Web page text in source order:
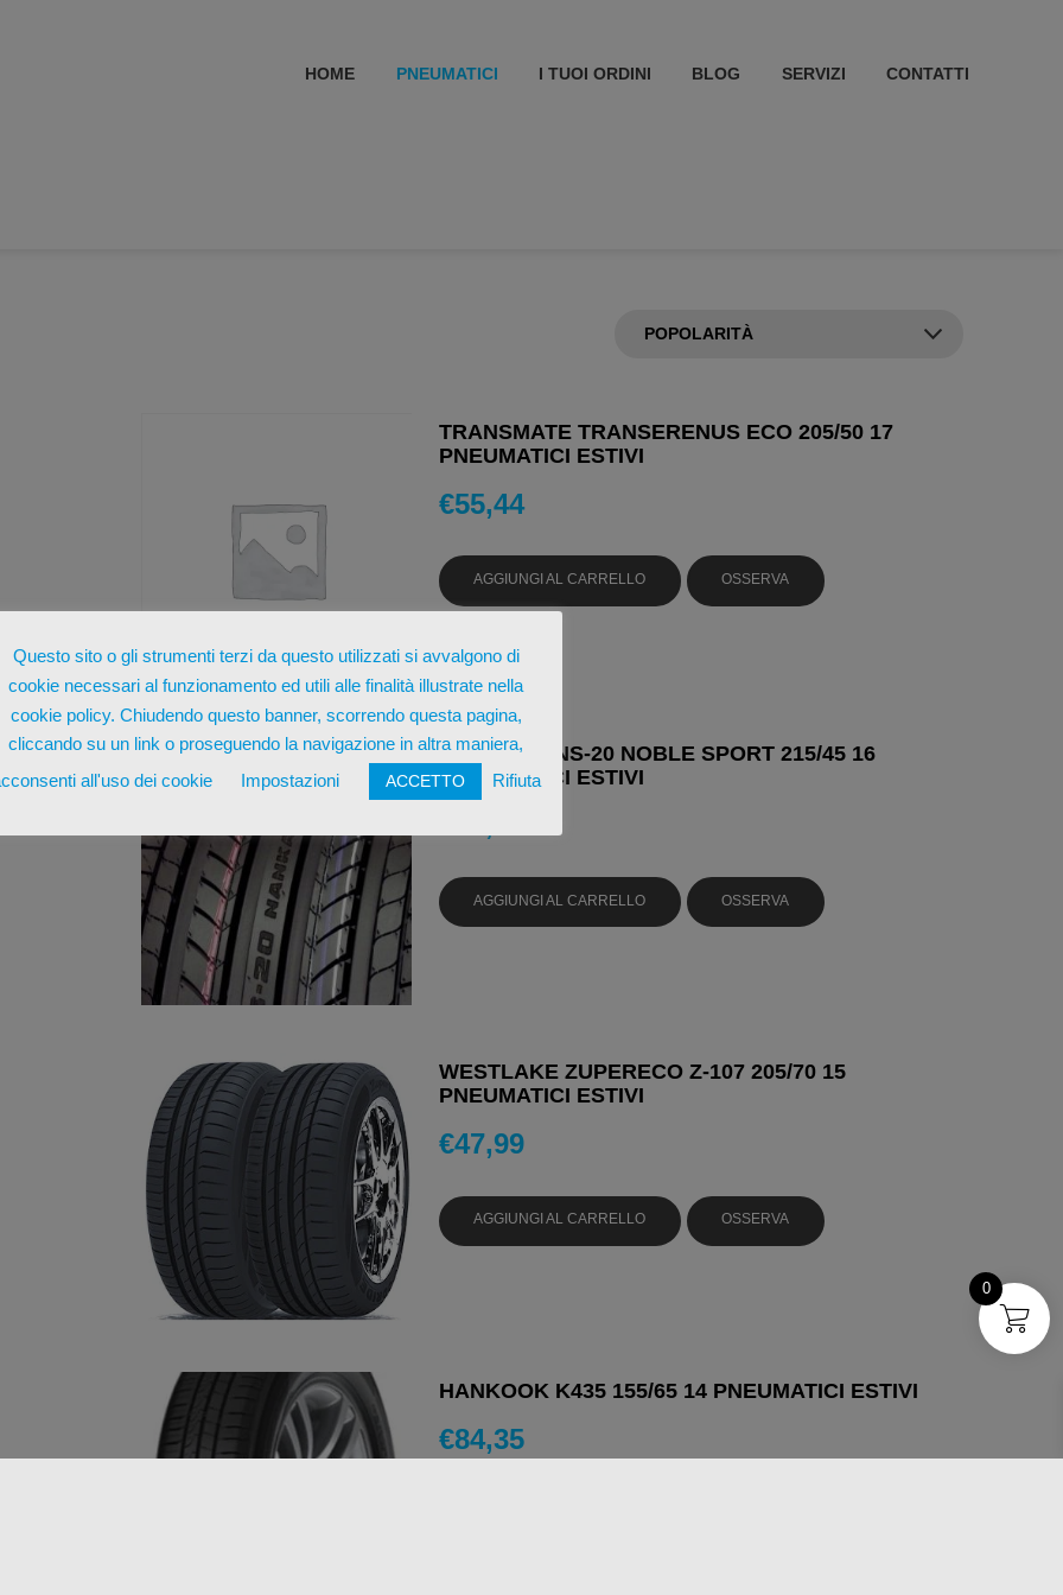
HOME PNEUMATICI I TUOI ORDINI BLOG SERVIZI CONTATTI
TRANSMATE TRANSERENUS ECO 205/50 17
PNEUMATICI ESTIVI
€55,44
AGGIUNGI AL CARRELLO OSSERVA
NANKANG NS-20 NOBLE SPORT 215/45 16
PNEUMATICI ESTIVI
AGGIUNGI AL CARRELLO OSSERVA
WESTLAKE ZUPERECO Z-107 205/70 15
PNEUMATICI ESTIVI
€47,99
AGGIUNGI AL CARRELLO OSSERVA
HANKOOK K435 155/65 14 PNEUMATICI ESTIVI
€84,35
Questo sito o gli strumenti terzi da questo utilizzati si avvalgono di
cookie necessari al funzionamento ed utili alle finalità illustrate nella
cookie policy. Chiudendo questo banner, scorrendo questa pagina,
cliccando su un link o proseguendo la navigazione in altra maniera,
all'uso dei cookie
Impostazioni ACCETTO Rifiuta
0